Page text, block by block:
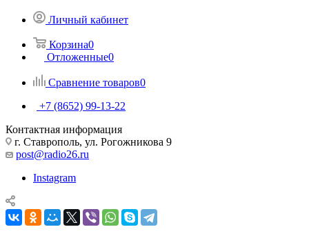
Личный кабинет
Корзина0
Отложенные0
Сравнение товаров0
+7 (8652) 99-13-22
Контактная информация
г. Ставрополь, ул. Рогожникова 9
post@radio26.ru
Instagram